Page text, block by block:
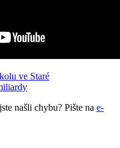
ve Staré
našli chybu? Pište na e-